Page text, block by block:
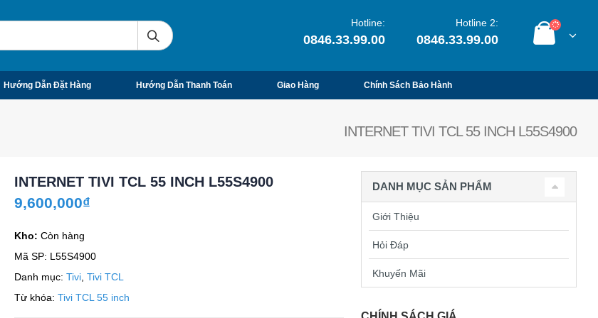
Hotline:
0846.33.99.00
Hotline 2:
0846.33.99.00
Hướng Dẫn Đặt Hàng Hướng Dẫn Thanh Toán Giao Hàng Chính Sách Bảo Hành
INTERNET TIVI TCL 55 INCH L55S4900
INTERNET TIVI TCL 55 INCH L55S4900
9,600,000₫
Kho: Còn hàng
Mã SP: L55S4900
Danh mục: Tivi, Tivi TCL
Từ khóa: Tivi TCL 55 inch
DANH MỤC SẢN PHẨM
Giới Thiệu
Hỏi Đáp
Khuyến Mãi